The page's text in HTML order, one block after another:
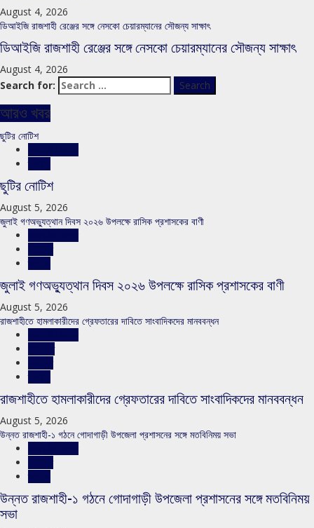
August 4, 2026
ডিআইজি রাজশাহী রেঞ্জের সঙ্গে নেসকো চেয়ারম্যানের সৌজন্য সাক্ষাৎ
ডিআইজি রাজশাহী রেঞ্জের সঙ্গে নেসকো চেয়ারম্যানের সৌজন্য সাক্ষাৎ
August 4, 2026
Search for:
আরও খবর
ছুটির নোটিশ
ছুটির নোটিশ
August 5, 2026
জুলাই গণঅভ্যুত্থান দিবস ২০২৬ উপলক্ষে রাসিক প্রশাসকের বাণী
জুলাই গণঅভ্যুত্থান দিবস ২০২৬ উপলক্ষে রাসিক প্রশাসকের বাণী
August 5, 2026
রাজশাহীতে হামলাকারীদের গ্রেফতারের দাবিতে সাংবাদিকদের মানববন্ধন
রাজশাহীতে হামলাকারীদের গ্রেফতারের দাবিতে সাংবাদিকদের মানববন্ধন
August 5, 2026
উন্নত রাজশাহী-১ গঠনে গোদাগাড়ী উপজেলা প্রশাসনের সঙ্গে মতবিনিময় সভা
উন্নত রাজশাহী-১ গঠনে গোদাগাড়ী উপজেলা প্রশাসনের সঙ্গে মতবিনিময়
সভা